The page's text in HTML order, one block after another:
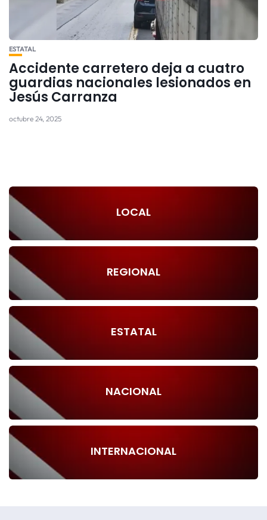
ESTATAL
Accidente carretero deja a cuatro
guardias nacionales lesionados en
Jesús Carranza
octubre 24, 2025
LOCAL
REGIONAL
ESTATAL
NACIONAL
INTERNACIONAL